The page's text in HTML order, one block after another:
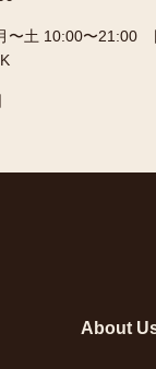
〜土 10:00〜21:00
About